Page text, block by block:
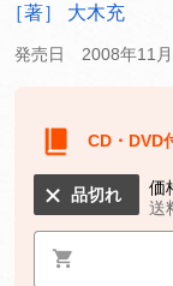
［著］ 大木充
発売日 2008年11月
CD・DVD
品切れ 価
送